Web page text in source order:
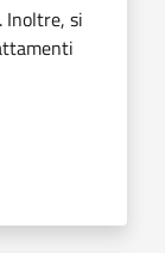
Inoltre, si